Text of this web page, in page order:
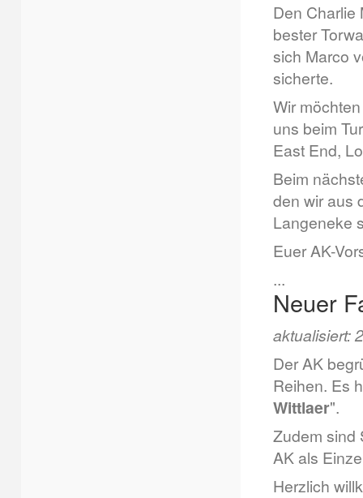
Den Charlie
bester
sich Marco
sicherte.
Wir
uns beim
East End,
Beim
den wir aus
Langeneke
Euer AK-
...
Neuer
aktualisiert:
Der AK
Reihen. Es
Wittlaer".
Zudem sind
AK als
Herzlich